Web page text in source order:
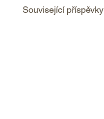
Související příspěvky